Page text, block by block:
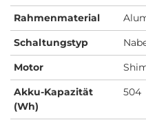
Rahmenmaterial
Schaltungstyp
Motor
Akku-Kapazität
(Wh)
504